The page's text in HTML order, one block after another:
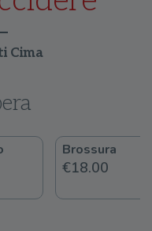
Cima
Brossura
€18.00